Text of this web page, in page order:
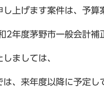
上げます案件は、予算
年度茅野市一般会計補
ましては、
、来年度以降に予定